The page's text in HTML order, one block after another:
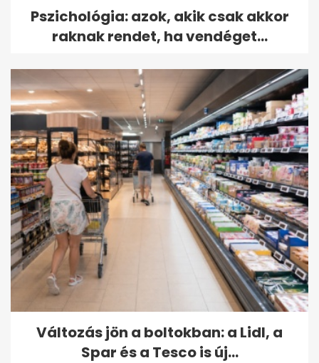
Pszichológia: azok, akik csak akkor
raknak rendet, ha vendéget...
Változás jön a boltokban: a Lidl, a
Spar és a Tesco is új...